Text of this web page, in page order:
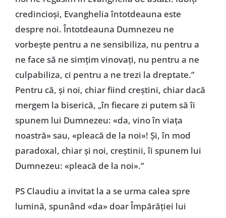
credincioși, Evanghelia întotdeauna este
despre noi. Întotdeauna Dumnezeu ne
vorbește pentru a ne sensibiliza, nu pentru a
ne face să ne simțim vinovați, nu pentru a ne
culpabiliza, ci pentru a ne trezi la dreptate.”
Pentru că, și noi, chiar fiind creștini, chiar dacă
mergem la biserică, „în fiecare zi putem să îi
spunem lui Dumnezeu: «da, vino în viața
noastră» sau, «pleacă de la noi»! Și, în mod
paradoxal, chiar și noi, creștinii, îi spunem lui
Dumnezeu: «pleacă de la noi».”
PS Claudiu a invitat la a se urma calea spre
lumină, spunând «da» doar Împărăției lui